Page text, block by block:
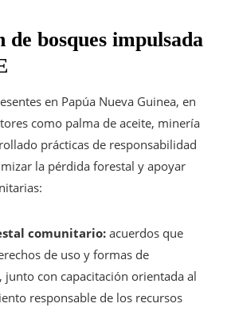
de bosques impulsada
en Papúa Nueva Guinea, en
como palma de aceite, minería
prácticas de responsabilidad
la pérdida forestal y apoyar
comunitario: acuerdos que
de uso y formas de
junto con capacitación orientada al
responsable de los recursos